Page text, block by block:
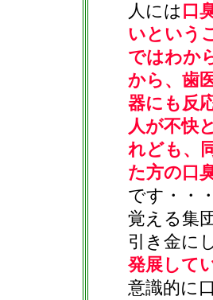
人には 口
いという
ではわか
から、歯
器にも反
人が不快
れども、
た方の口
です・・
覚える集
引き金に
発展して
意識的に